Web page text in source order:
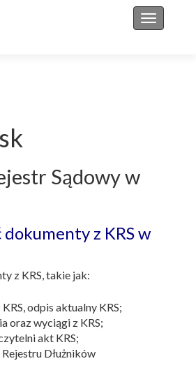
Przełącz
Sądowy w
z KRS w
z KRS, takie jak:
odpis aktualny KRS;
oraz wyciągi z KRS;
akt KRS;
Dłużników